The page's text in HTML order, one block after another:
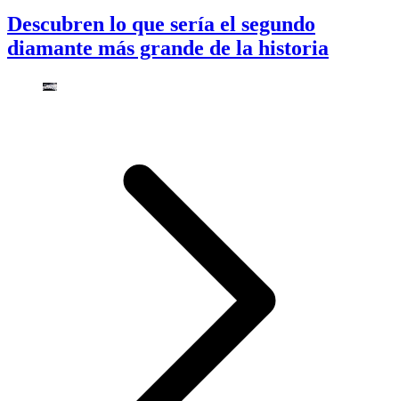
Descubren lo que sería el segundo
diamante más grande de la historia